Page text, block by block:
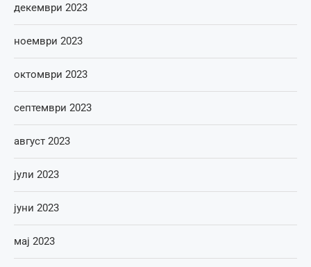
декември 2023
ноември 2023
октомври 2023
септември 2023
август 2023
јули 2023
јуни 2023
мај 2023